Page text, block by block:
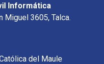
Informática
Miguel 3605, Talca.
del Maule